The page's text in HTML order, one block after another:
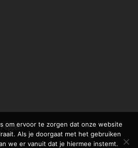
om ervoor te zorgen dat onze website
Als je doorgaat met het gebruiken
we er vanuit dat je hiermee instemt.